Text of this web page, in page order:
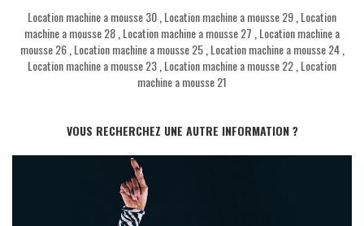
Location machine a mousse 30 Location machine a mousse 29 Location
machine a mousse 28 Location machine a mousse 27 Location machine a
mousse 26, Location machine a mousse 25, Location machine a mousse 24,
Location machine a mousse 23 Location machine a mousse 22 Location
machine a mousse 21
VOUS RECHERCHEZ UNE AUTRE INFORMATION ?